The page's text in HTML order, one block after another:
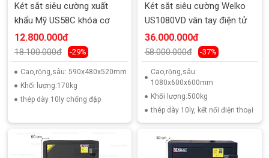
Két sắt siêu cường xuất
khẩu Mỹ US58C khóa cơ
12.800.000đ
18.100.000đ -29%
Cao,rộng,sâu: 590x480x520mm
Khối lượng:170kg
thép dày 10ly chống đập
Két sắt siêu cường Welko
US1080VD vân tay điện tử
36.000.000đ
58.000.000đ -37%
Cao,rộng,sâu:
1080x600x600mm
Khối lượng:500kg
thép dày 10ly, kết nối điện thoại